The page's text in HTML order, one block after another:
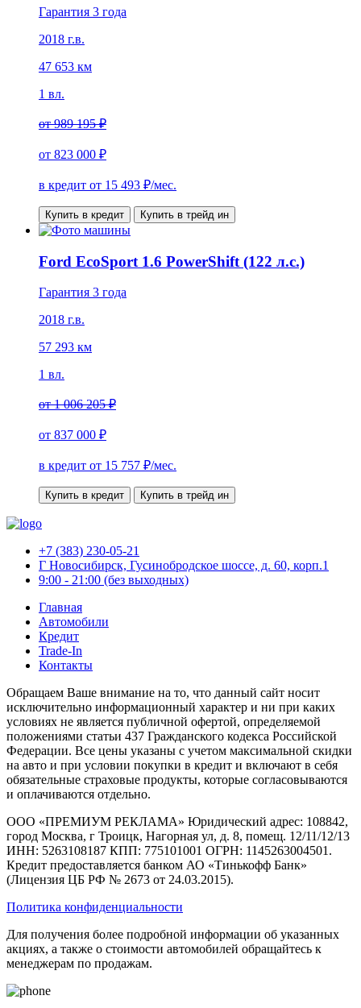
Гарантия 3 года
2018 г.в.
47 653 км
1 вл.
от989 195 ₽
от 823 000 ₽
в кредит от 15 493 ₽/мес.
Купить в кредит Купить в трейд ин
Ford EcoSport 1.6 PowerShift (122 л.с.)
Гарантия 3 года
2018 г.в.
57 293 км
1 вл.
от1 006 205 ₽
от 837 000 ₽
в кредит от 15 757 ₽/мес.
Купить в кредит Купить в трейд ин
+7 (383) 230-05-21
Г Новосибирск, Гусинобродское шоссе, д. 60, корп.1
9:00 - 21:00 (без выходных)
Главная
Автомобили
Кредит
Trade-In
Контакты
Обращаем Ваше внимание на то, что данный сайт носит
исключительно информационный характер и ни при каких
условиях не является публичной офертой, определяемой
положениями статьи 437 Гражданского кодекса Российской
Федерации. Все цены указаны с учетом максимальной скидки
на авто и при условии покупки в кредит и включают в себя
обязательные страховые продукты, которые согласовываются
и оплачиваются отдельно.
ООО «ПРЕМИУМ РЕКЛАМА» Юридический адрес: 108842,
город Москва, г Троицк, Нагорная ул, д. 8, помещ. 12/11/12/13
ИНН: 5263108187 КПП: 775101001 ОГРН: 1145263004501.
Кредит предоставляется банком АО «Тинькофф Банк»
(Лицензия ЦБ РФ № 2673 от 24.03.2015).
Политика конфиденциальности
Для получения более подробной информации об указанных
акциях, а также о стоимости автомобилей обращайтесь к
менеджерам по продажам.